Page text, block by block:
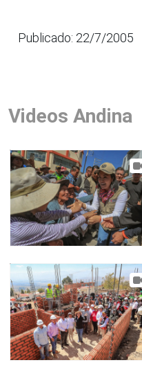
Publicado: 22/7/2005
Videos Andina